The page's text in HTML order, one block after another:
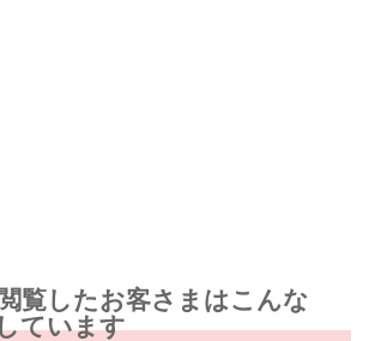
覧したお客さまはこんな
ています